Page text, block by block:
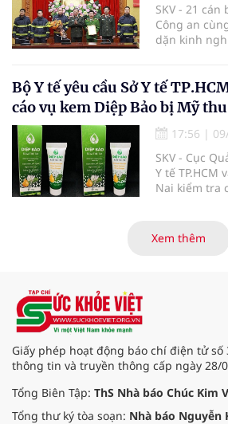
SKV - 21
Công an
dặn kinh
trợ nhân đạo
quả sau
Bộ Y tế yêu cầu Sở Y tế
cáo vụ kem Diệp Bảo bị Mỹ
17:56 |
SKV - Cục
Y tế TP.HCM
Nai kiểm tra
phát hiện có
báo cáo
Xem thêm
Giấy phép hoạt động báo chí điện tử số
thông tin và truyền thông cấp ngày 28/
Tổng Biên Tập: ThS Nhà báo Chúc Kim
Tổng thư ký tòa soạn: Nhà báo Nguyễn